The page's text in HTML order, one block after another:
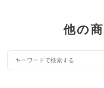
他の